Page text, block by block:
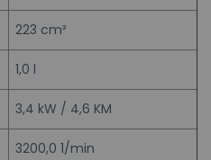
223 cm³
1,0 l
3,4 kW / 4,6 KM
3200,0 1/min